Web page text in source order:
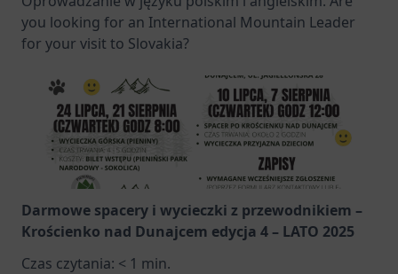
you looking for an International Mountain Leader
for your visit to Slovakia?
Darmowe spacery i wycieczki z przewodnikiem –
Krościenko nad Dunajcem edycja 4 – LATO 2025
Czas czytania: < 1 min.